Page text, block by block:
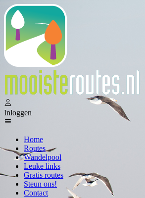
Inloggen
Home
Routes
Wandelpool
Leuke links
Gratis routes
Steun ons!
Contact